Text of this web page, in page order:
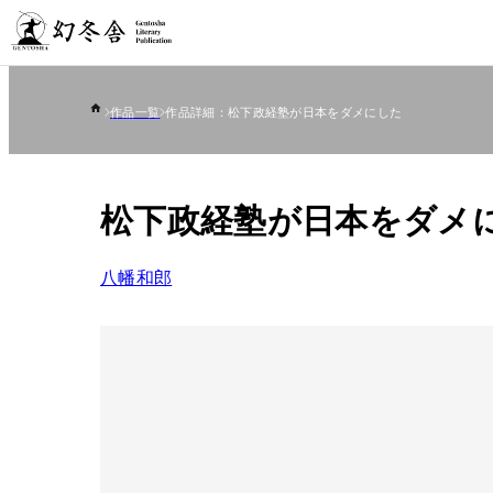
作品一覧 作品詳細：松下政経塾が日本をダメにした
松下政経塾が日本をダメ
八幡和郎